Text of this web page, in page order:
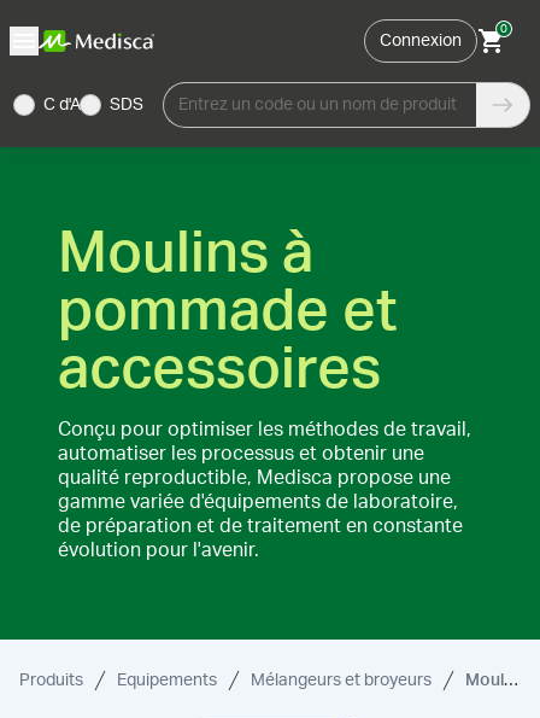
Connexion
0
C d'A SDS Entrez un code ou un nom de produit
Moulins à
pommade et
accessoires
Conçu pour optimiser les méthodes de travail,
automatiser les processus et obtenir une
qualité reproductible, Medisca propose une
gamme variée d'équipements de laboratoire,
de préparation et de traitement en constante
évolution pour l'avenir.
Produits Equipements Mélangeurs et broyeurs Moulins à pommade et accessoires